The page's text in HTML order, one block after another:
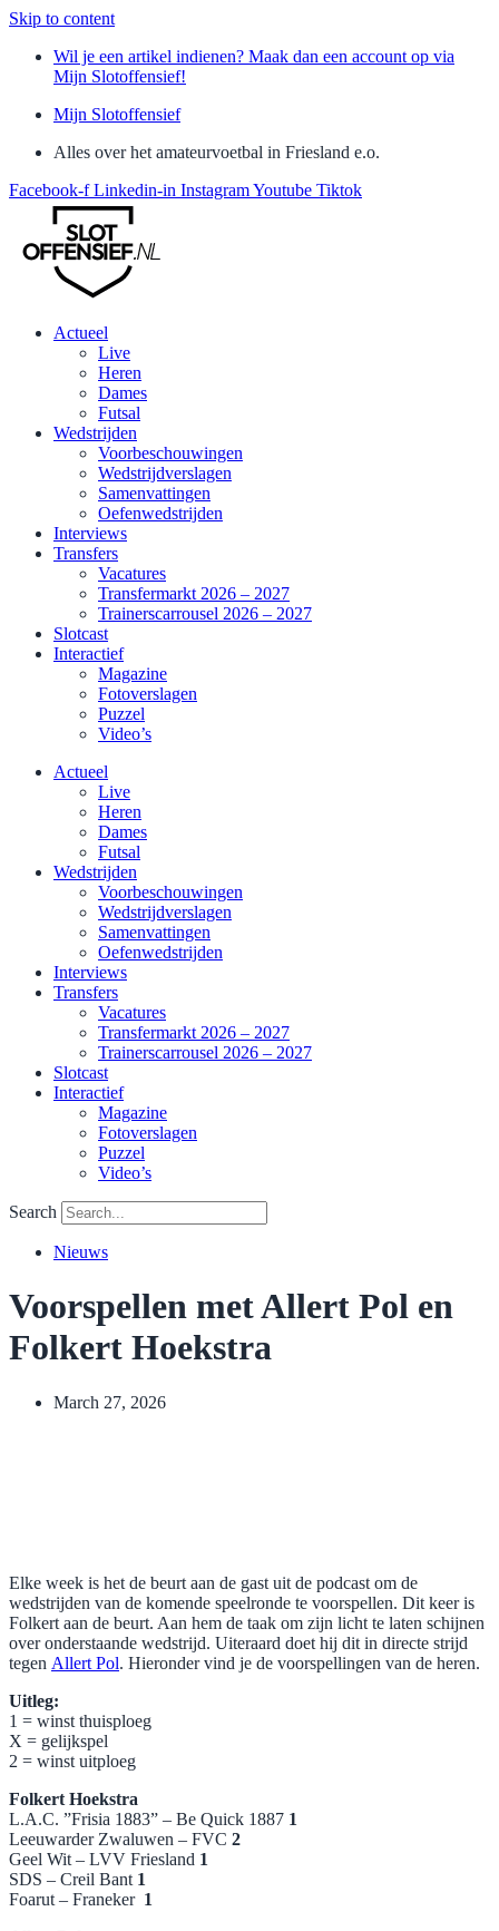
Skip to content
Wil je een artikel indienen? Maak dan een account op via
Mijn Slotoffensief!
Mijn Slotoffensief
Alles over het amateurvoetbal in Friesland e.o.
Facebook-f Linkedin-in InstagramYoutube Tiktok
Actueel
Live
Heren
Dames
Futsal
Wedstrijden
Voorbeschouwingen
Wedstrijdverslagen
Samenvattingen
Oefenwedstrijden
Interviews
Transfers
Vacatures
Transfermarkt 2026 – 2027
Trainerscarrousel 2026 – 2027
Slotcast
Interactief
Magazine
Fotoverslagen
Puzzel
Video’s
Actueel
Live
Heren
Dames
Futsal
Wedstrijden
Voorbeschouwingen
Wedstrijdverslagen
Samenvattingen
Oefenwedstrijden
Interviews
Transfers
Vacatures
Transfermarkt 2026 – 2027
Trainerscarrousel 2026 – 2027
Slotcast
Interactief
Magazine
Fotoverslagen
Puzzel
Video’s
Search
Nieuws
Voorspellen met Allert Pol en
Folkert Hoekstra
March 27, 2026
Elke week is het de beurt aan de gast uit de podcast om de
wedstrijden van de komende speelronde te voorspellen. Dit keer is
Folkert aan de beurt. Aan hem de taak om zijn licht te laten schijnen
over onderstaande wedstrijd. Uiteraard doet hij dit in directe strijd
tegen Allert Pol. Hieronder vind je de voorspellingen van de heren.
Uitleg:
1 = winst thuisploeg
X = gelijkspel
2 = winst uitploeg
Folkert Hoekstra
L.A.C. ”Frisia 1883” – Be Quick 1887 1
Leeuwarder Zwaluwen – FVC 2
Geel Wit – LVV Friesland 1
SDS – Creil Bant 1
Foarut – Franeker 1